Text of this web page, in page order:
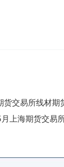
交易所线材期
上海期货交易